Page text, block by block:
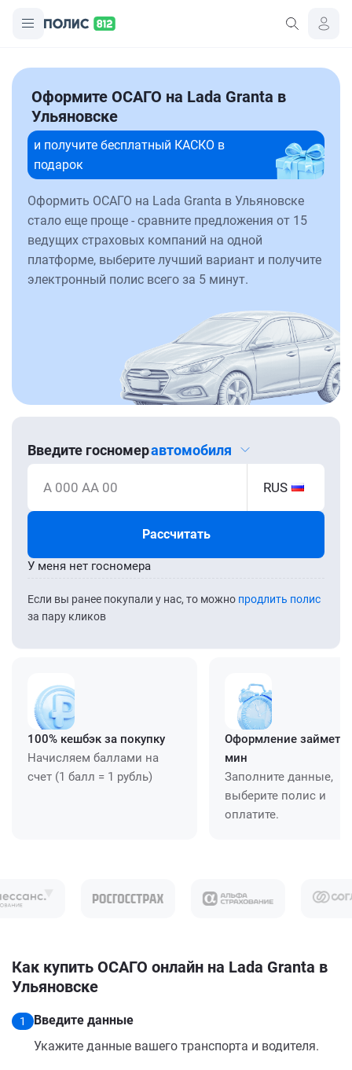
Оформите ОСАГО на Lada Granta в
Ульяновске
и получите бесплатный КАСКО в
подарок
Оформить ОСАГО на Lada Granta в Ульяновске
стало еще проще - сравните предложения от 15
ведущих страховых компаний на одной
платформе, выберите лучший вариант и получите
электронный полис всего за 5 минут.
Введите госномеравтомобиля
А 000 АА 00 RUS
Рассчитать
Если вы ранее покупали у нас, то можно продлить полис
за пару кликов
У меня нет госномера
100% кешбэк за покупку
Начисляем баллами на
счет (1 балл = 1 рубль)
Оформление займет
мин
Заполните данные,
выберите полис и
оплатите.
Как купить ОСАГО онлайн на Lada Granta в
Ульяновске
1
Введите данные
Укажите данные вашего транспорта и водителя.